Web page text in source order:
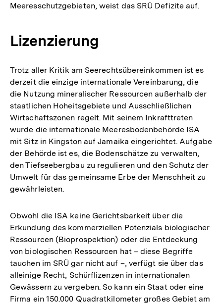
Meeresschutzgebieten, weist das SRÜ Defizite auf.
Lizenzierung
Trotz aller Kritik am Seerechtsübereinkommen ist es
derzeit die einzige internationale Vereinbarung, die
die Nutzung mineralischer Ressourcen außerhalb der
staatlichen Hoheitsgebiete und Ausschließlichen
Wirtschaftszonen regelt. Mit seinem Inkrafttreten
wurde die internationale Meeresbodenbehörde ISA
mit Sitz in Kingston auf Jamaika eingerichtet. Aufgabe
der Behörde ist es, die Bodenschätze zu verwalten,
den Tiefseebergbau zu regulieren und den Schutz der
Umwelt für das gemeinsame Erbe der Menschheit zu
gewährleisten.
Obwohl die ISA keine Gerichtsbarkeit über die
Erkundung des kommerziellen Potenzials biologischer
Ressourcen (Bioprospektion) oder die Entdeckung
von biologischen Ressourcen hat – diese Begriffe
tauchen im SRÜ gar nicht auf –, verfügt sie über das
alleinige Recht, Schürflizenzen in internationalen
Gewässern zu vergeben. So kann ein Staat oder eine
Firma ein 150.000 Quadratkilometer großes Gebiet am